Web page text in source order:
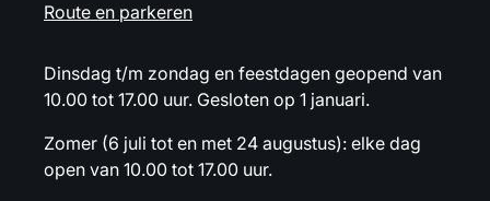
Route en parkeren
Dinsdag t/m zondag en feestdagen geopend van
10.00 tot 17.00 uur. Gesloten op 1 januari.
Zomer (6 juli tot en met 24 augustus): elke dag
open van 10.00 tot 17.00 uur.